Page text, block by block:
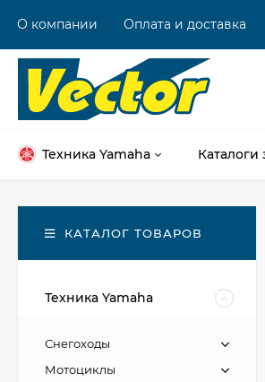
О компании Оплата и доставка
Техника Yamaha Каталоги
КАТАЛОГ ТОВАРОВ
Техника Yamaha
Снегоходы
Мотоциклы